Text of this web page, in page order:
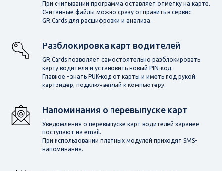
При считывании программа оставляет отметку на карте.
Считанные файлы можно сразу отправить в сервис
GR.Cards для расшифровки и анализа.
Разблокировка карт водителей
GR.Cards позволяет самостоятельно разблокировать
карту водителя и установить новый PIN-код.
Главное - знать PUK-код от карты и иметь под рукой
картридер, подключаемый к компьютеру.
Напоминания о перевыпуске карт
Уведомления о перевыпуске карт водителей заранее
поступают на email.
При использовании платных модулей приходят SMS-
напоминания.